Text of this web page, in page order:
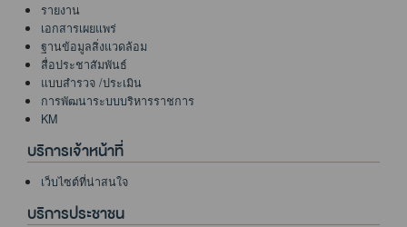
รายงาน
เอกสารเผยแพร่
ฐานข้อมูลสิ่งแวดล้อม
สื่อประชาสัมพันธ์
แบบสำรวจ /ประเมิน
การพัฒนาระบบบริหารราชการ
KM
บริการเจ้าหน้าที่
เว็บไซต์ที่น่าสนใจ
บริการประชาชน